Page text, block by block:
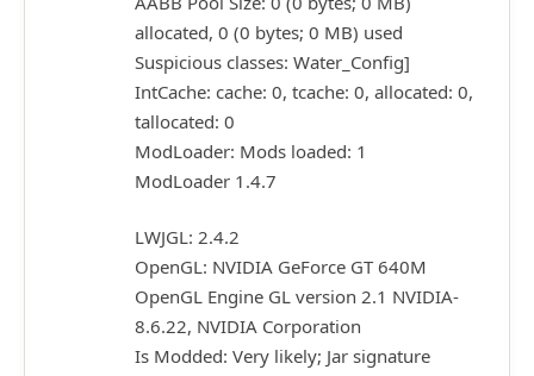
allocated, 0 (0 bytes; 0 MB) used
Suspicious classes: Water_Config]
IntCache: cache: 0, tcache: 0, allocated: 0,
tallocated: 0
ModLoader: Mods loaded: 1
ModLoader 1.4.7
LWJGL: 2.4.2
OpenGL: NVIDIA GeForce GT 640M
OpenGL Engine GL version 2.1 NVIDIA-
8.6.22, NVIDIA Corporation
Is Modded: Very likely; Jar signature